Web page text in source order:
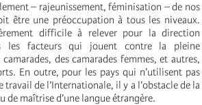
– rajeunissement, féminisation – de nos
être une préoccupation à tous les niveaux.
difficile à relever pour la direction
les facteurs qui jouent contre la pleine
des camarades femmes, et autres,
En outre, pour les pays qui n’utilisent pas
travail de l’Internationale, il y a l’obstacle de la
de maîtrise d’une langue étrangère.